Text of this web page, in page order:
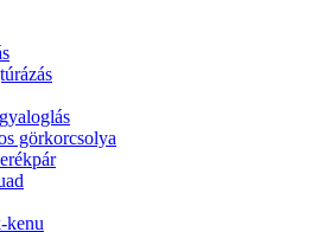
görkorcsolya
kenu